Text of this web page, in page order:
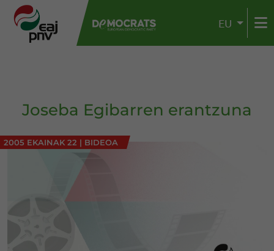
EU
Joseba Egibarren erantzuna
2005 EKAINAK 22 | BIDEOA